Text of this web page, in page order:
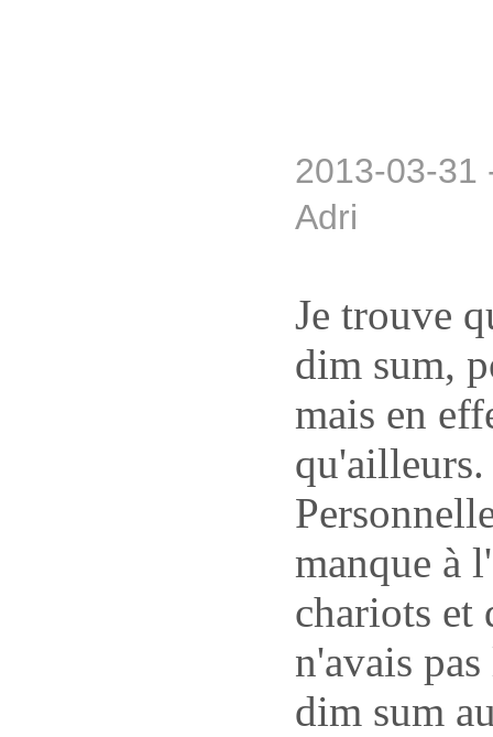
2013-03-31
Adri
Je trouve
dim sum,
mais en
qu'ailleurs.
manque à
chariots et
n'avais
dim sum